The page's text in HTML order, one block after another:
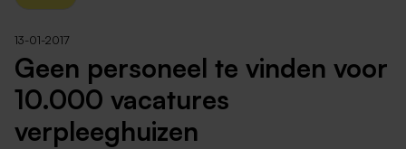
13-01-2017
Geen personeel te vinden voor
10.000 vacatures
verpleeghuizen